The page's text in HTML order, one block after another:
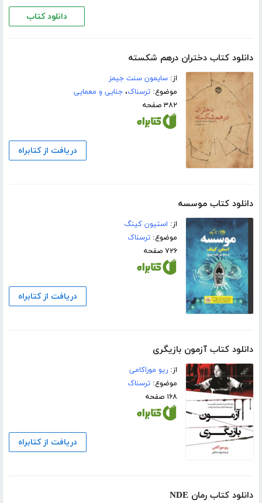
دانلود کتاب
دانلود کتاب دختران درهم شکسته
از:سایمون سنت جیمز
موضوع:ترسناک،جنایی و معمایی
۳۸۲ صفحه
دریافت از کتابراه
دانلود کتاب موسسه
از: استیون کینگ
موضوع:ترسناک
۷۲۶ صفحه
دریافت از کتابراه
دانلود کتاب آزمون بازیگری
از:ریو موراکامی
موضوع:ترسناک
۱۶۸ صفحه
دریافت از کتابراه
دانلود کتاب رمان NDE